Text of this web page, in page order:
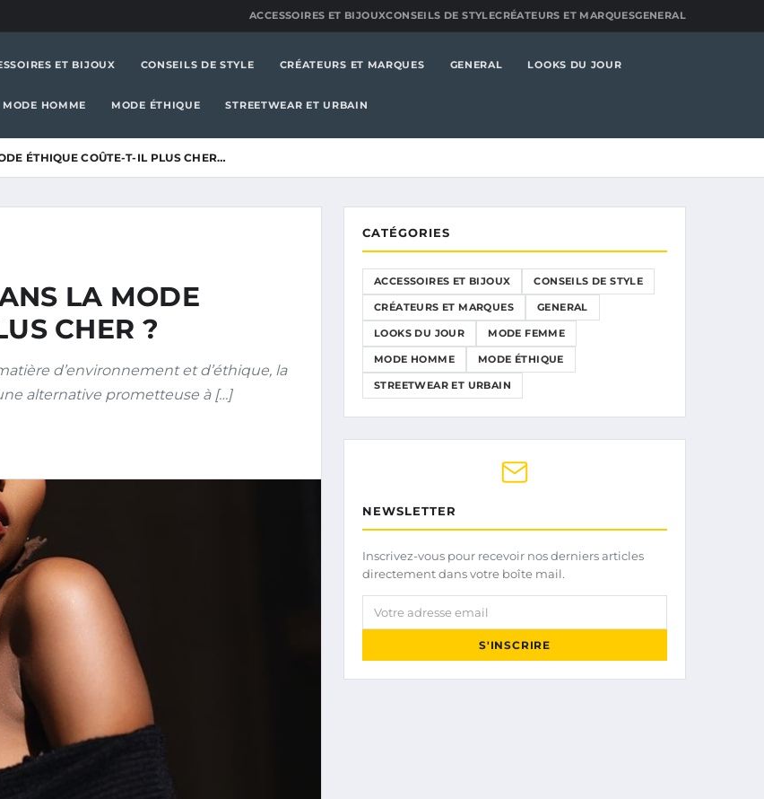
ACCESSOIRES ET BIJOUXCONSEILS DE STYLECRÉATEURS ET MARQUESGENERAL
ET BIJOUX CONSEILS DE STYLE CRÉATEURS ET MARQUES GENERAL LOOKS DU JOUR
MODE HOMME MODE ÉTHIQUE STREETWEAR ET URBAIN
ÉTHIQUE COÛTE-T-IL PLUS CHER…
LA MODE
CHER ?
d’environnement et d’éthique, la
alternative prometteuse à […]
CATÉGORIES
ACCESSOIRES ET BIJOUX CONSEILS DE STYLE
CRÉATEURS ET MARQUES GENERAL
LOOKS DU JOUR MODE FEMME
MODE HOMME MODE ÉTHIQUE
STREETWEAR ET URBAIN
NEWSLETTER
Inscrivez-vous pour recevoir nos derniers articles
directement dans votre boîte mail.
Votre adresse email
S'INSCRIRE